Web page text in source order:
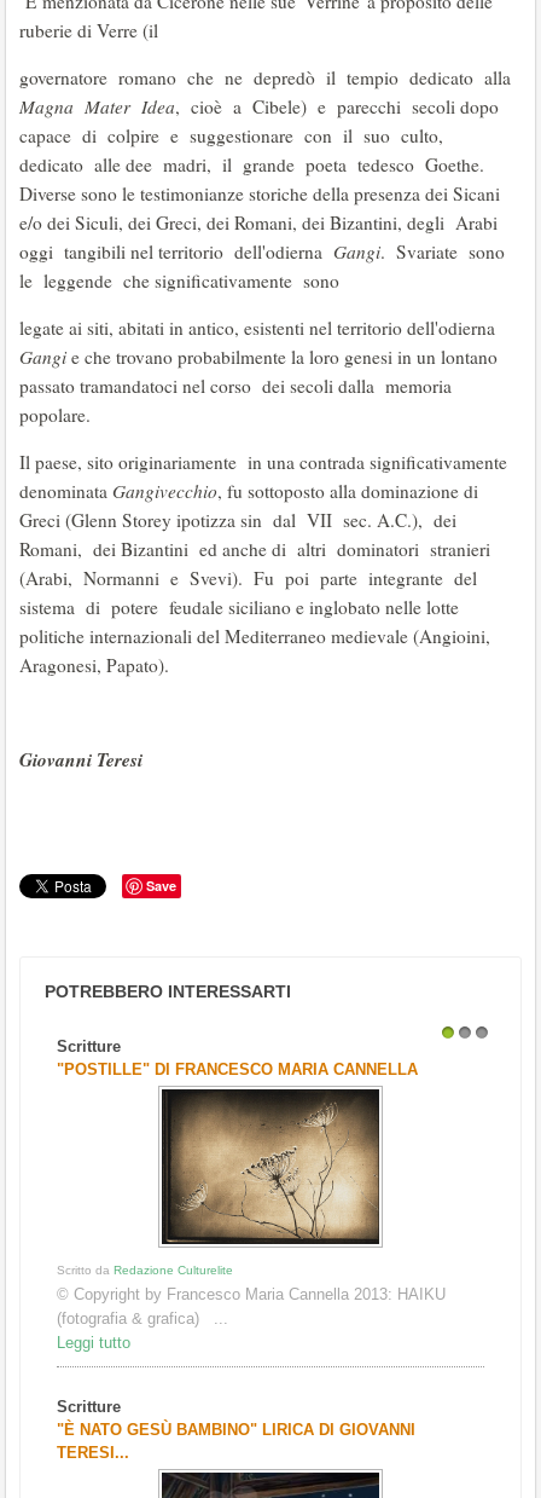
ruberie di Verre (il
governatore romano che ne depredò il tempio dedicato alla
Magna Mater Idea, cioè a Cibele) e parecchi secoli dopo
capace di colpire e suggestionare con il suo culto,
dedicato alle dee madri, il grande poeta tedesco Goethe.
Diverse sono le testimonianze storiche della presenza dei Sicani
e/o dei Siculi, dei Greci, dei Romani, dei Bizantini, degli Arabi
oggi tangibili nel territorio dell'odierna Gangi. Svariate sono
le leggende che significativamente sono
legate ai siti, abitati in antico, esistenti nel territorio dell'odierna
Gangi e che trovano probabilmente la loro genesi in un lontano
passato tramandatoci nel corso dei secoli dalla memoria
popolare.
Il paese, sito originariamente in una contrada significativamente
denominata Gangivecchio, fu sottoposto alla dominazione di
Greci (Glenn Storey ipotizza sin dal VII sec. A.C.), dei
Romani, dei Bizantini ed anche di altri dominatori stranieri
(Arabi, Normanni e Svevi). Fu poi parte integrante del
sistema di potere feudale siciliano e inglobato nelle lotte
politiche internazionali del Mediterraneo medievale (Angioini,
Aragonesi, Papato).
Giovanni Teresi
Save
POTREBBERO INTERESSARTI
Scritture
"POSTILLE" DI FRANCESCO MARIA CANNELLA
Scritto da Redazione Culturelite
© Copyright by Francesco Maria Cannella 2013: HAIKU
(fotografia & grafica) ...
Leggi tutto
Scritture
"È NATO GESÙ BAMBINO" LIRICA DI GIOVANNI
TERESI...